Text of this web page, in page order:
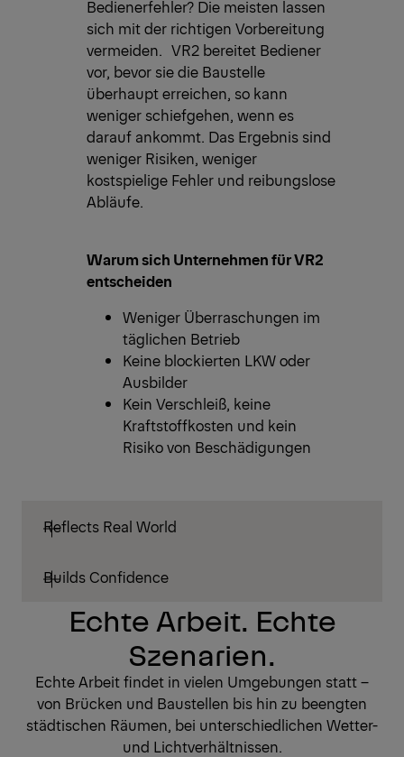
Bedienerfehler? Die meisten lassen
sich mit der richtigen Vorbereitung
vermeiden. VR2 bereitet Bediener
vor, bevor sie die Baustelle
überhaupt erreichen, so kann
weniger schiefgehen, wenn es
darauf ankommt. Das Ergebnis sind
weniger Risiken, weniger
kostspielige Fehler und reibungslose
Abläufe.
Warum sich Unternehmen für VR2
entscheiden
Weniger Überraschungen im
täglichen Betrieb
Keine blockierten LKW oder
Ausbilder
Kein Verschleiß, keine
Kraftstoffkosten und kein
Risiko von Beschädigungen
Reflects Real World
Builds Confidence
Echte Arbeit. Echte
Szenarien.
Echte Arbeit findet in vielen Umgebungen statt –
von Brücken und Baustellen bis hin zu beengten
städtischen Räumen, bei unterschiedlichen Wetter-
und Lichtverhältnissen.